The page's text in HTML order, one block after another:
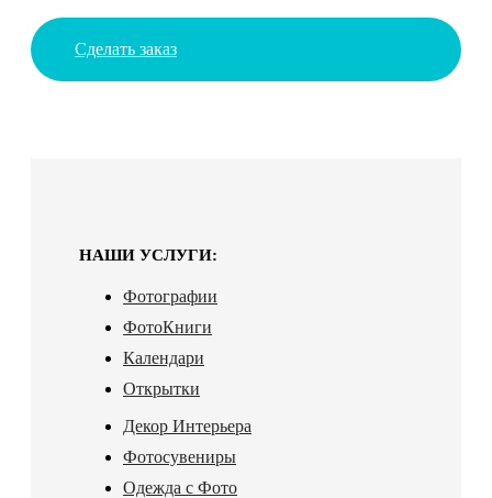
Сделать заказ
НАШИ УСЛУГИ:
Фотографии
ФотоКниги
Календари
Открытки
Декор Интерьера
Фотосувениры
Одежда с Фото